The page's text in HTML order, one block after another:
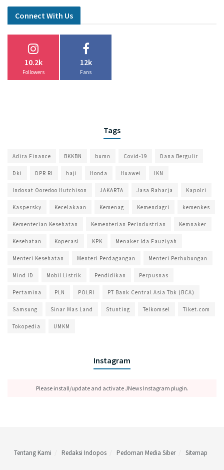
Connect With Us
10.2k
Followers
12k
Fans
Tags
Adira Finance BKKBN bumn Covid-19 Dana Bergulir
Dki DPR RI haji Honda Huawei IKN
Indosat Ooredoo Hutchison JAKARTA Jasa Raharja Kapolri
Kaspersky Kecelakaan Kemenag Kemendagri kemenkes
Kementerian Kesehatan Kementerian Perindustrian Kemnaker
Kesehatan Koperasi KPK Menaker Ida Fauziyah
Menteri Kesehatan Menteri Perdagangan Menteri Perhubungan
Mind ID Mobil Listrik Pendidikan Perpusnas
Pertamina PLN POLRI PT Bank Central Asia Tbk (BCA)
Samsung Sinar Mas Land Stunting Telkomsel Tiket.com
Tokopedia UMKM
Instagram
Please install/update and activate JNews Instagram plugin.
Tentang Kami Redaksi Indopos Pedoman Media Siber Sitemap